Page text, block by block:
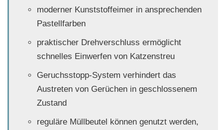
moderner Kunststoffeimer in ansprechenden
Pastellfarben
praktischer Drehverschluss ermöglicht
schnelles Einwerfen von Katzenstreu
Geruchsstopp-System verhindert das
Austreten von Gerüchen in geschlossenem
Zustand
reguläre Müllbeutel können genutzt werden,